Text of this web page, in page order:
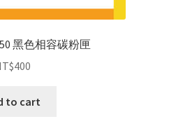
黑色相容碳粉匣
400
to cart